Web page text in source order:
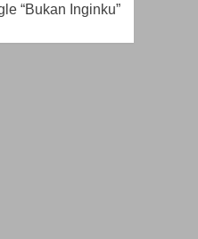
“Bukan Inginku”